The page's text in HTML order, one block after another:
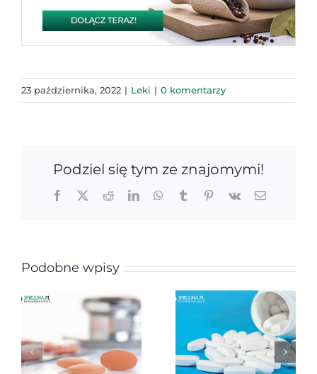
23 października, 2022 | Leki | 0 komentarzy
Podziel się tym ze znajomymi!
Facebook
X RedditLinkedInWhatsApp
TumblrPinterest
Vk Email
Podobne wpisy